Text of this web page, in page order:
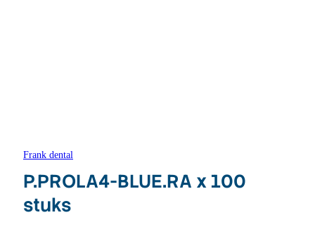
Frank dental
P.PROLA4-BLUE.RA x 100
stuks